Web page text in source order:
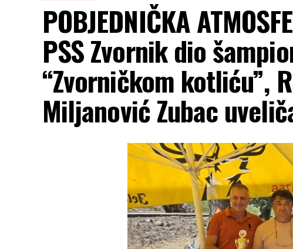
POBJEDNIČKA
PSS Zvornik dio
“Zvorničkom kotliću”,
Miljanović Zubac